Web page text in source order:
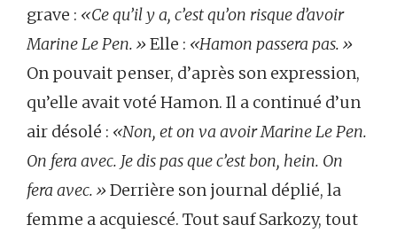
grave : «Ce qu’il y a, c’est qu’on risque d’avoir
Marine Le Pen.»Elle : «Hamon passera pas.»
On pouvait penser, d’après son expression,
qu’elle avait voté Hamon. Il a continué d’un
air désolé : «Non, et on va avoir Marine Le Pen.
On fera avec. Je dis pas que c’est bon, hein. On
fera avec.»Derrière son journal déplié, la
femme a acquiescé. Tout sauf Sarkozy, tout